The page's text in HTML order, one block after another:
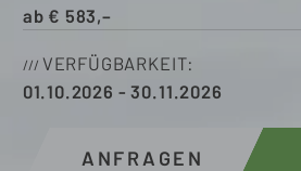
ab € 583,–
VERFÜGBARKEIT
01.10.2026 -30.11.2026
ANFRAGEN